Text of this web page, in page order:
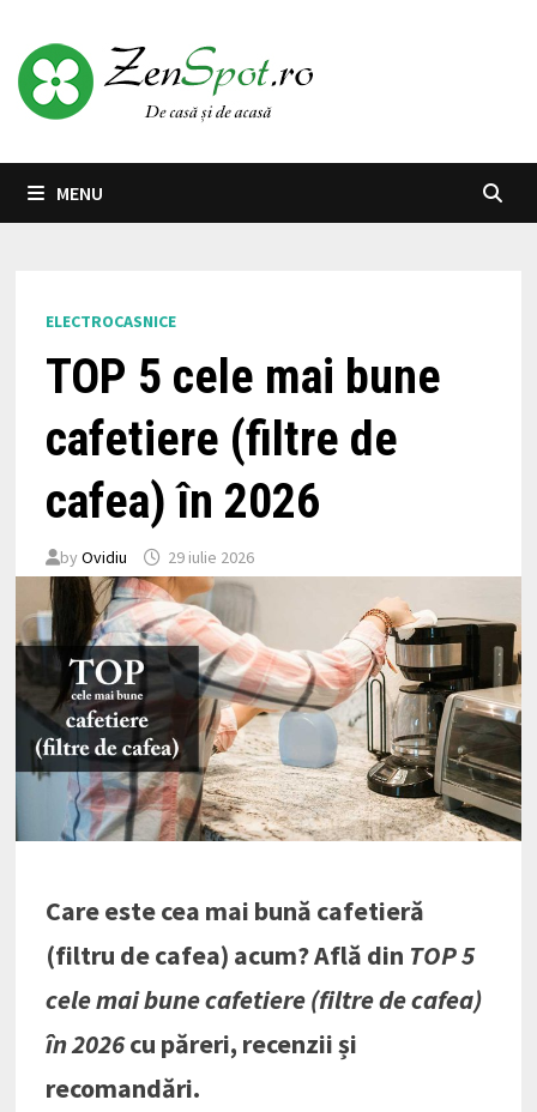
content
MENU
ELECTROCASNICE
TOP 5 cele mai bune
cafetiere (filtre de
cafea) în 2026
by Ovidiu 29 iulie 2026
Care este cea mai bună cafetieră
(filtru de cafea) acum? Află din TOP 5
cele mai bune cafetiere (filtre de cafea)
în 2026cu păreri, recenzii și
recomandări.